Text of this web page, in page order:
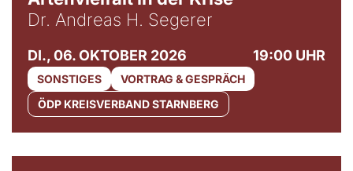
Dr. Andreas H. Segerer
DI., 06. OKTOBER 2026 19:00 UHR
SONSTIGES
VORTRAG & GESPRÄCH
ÖDP KREISVERBAND STARNBERG